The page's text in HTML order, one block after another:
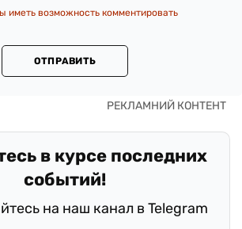
иметь возможность комментировать
ОТПРАВИТЬ
в курсе последних
событий!
на наш канал в Telegram